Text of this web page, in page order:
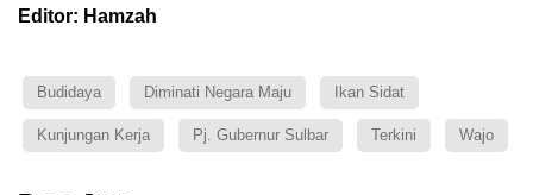
Editor: Hamzah
Budidaya Diminati Negara Maju Ikan Sidat
Kunjungan Kerja Pj. Gubernur Sulbar Terkini Wajo